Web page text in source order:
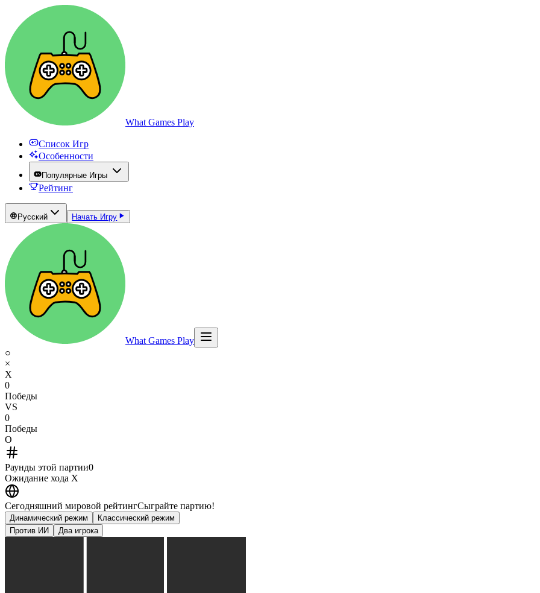
What Games Play
Список Игр
Особенности
Популярные Игры
Рейтинг
Русский Начать Игру
What Games Play
○
×
X
0
Победы
VS
0
Победы
O
Раунды этой партии0
Ожидание хода X
Сегодняшний мировой рейтингСыграйте партию!
Динамический режим
Классический режим
Против ИИ
Два игрока